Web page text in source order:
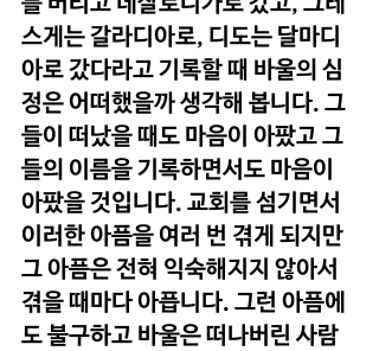
스게는 갈라디아로, 디도는 달마디
아로 갔다라고 기록할 때 바울의 심
정은 어떠했을까 생각해 봅니다. 그
들이 떠났을 때도 마음이 아팠고 그
들의 이름을 기록하면서도 마음이
아팠을 것입니다. 교회를 섬기면서
이러한 아픔을 여러 번 겪게 되지만
그 아픔은 전혀 익숙해지지 않아서
겪을 때마다 아픕니다. 그런 아픔에
도 불구하고 바울은 떠나버린 사람